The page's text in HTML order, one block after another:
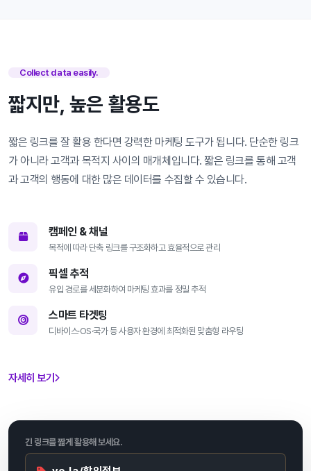
Collect data easily.
짧지만, 높은 활용도
짧은 링크를 잘 활용 한다면 강력한 마케팅 도구가 됩니다. 단순한 링크
가 아니라 고객과 목적지 사이의 매개체입니다. 짧은 링크를 통해 고객
과 고객의 행동에 대한 많은 데이터를 수집할 수 있습니다.
캠페인 & 채널
목적에 따라 단축 링크를 구조화하고 효율적으로 관리
픽셀 추적
유입 경로를 세분화하여 마케팅 효과를 정밀 추적
스마트 타겟팅
디바이스·OS·국가 등 사용자 환경에 최적화된 맞춤형 라우팅
자세히 보기
긴 링크를 짧게 활용해 보세요.